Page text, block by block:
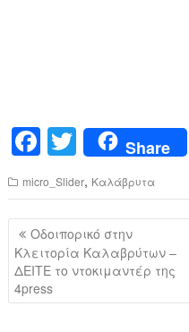
F
a
c
e
b
o
o
T
wi
tt
er
Share
micro_Slider, Καλάβρυτα
Πλοήγηση
άρθρων
Οδοιπορικό στην
Κλειτορία Καλαβρύτων –
ΔΕΙΤΕ το ντοκιμαντέρ της
4press